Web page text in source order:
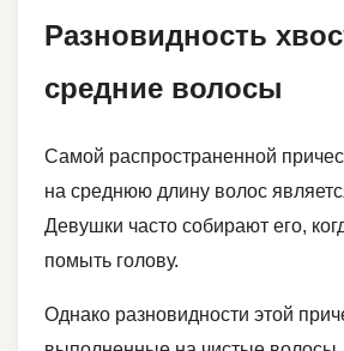
Разновидность
средние волосы
Самой распространенной
на среднюю длину волос
Девушки часто собирают его,
помыть голову.
Однако разновидности этой